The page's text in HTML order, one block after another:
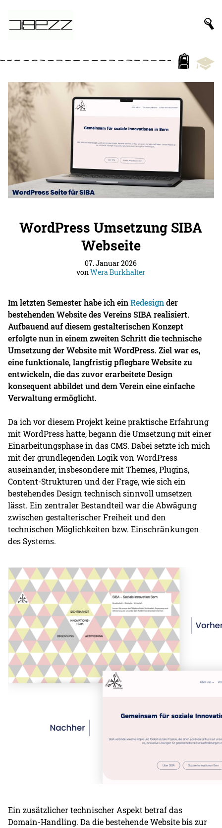
WordPress Umsetzung SIBA
Webseite
07. Januar 2026
vonWera Burkhalter
Im letzten Semester habe ich einRedesignder
bestehenden Website des Vereins SIBA realisiert.
Aufbauend auf diesem gestalterischen Konzept
erfolgte nun in einem zweiten Schritt die technische
Umsetzung der Website mit WordPress. Ziel war es,
eine funktionale, langfristig pflegbare Website zu
entwickeln, die das zuvor erarbeitete Design
konsequent abbildet und dem Verein eine einfache
Verwaltung ermöglicht.
Da ich vor diesem Projekt keine praktische Erfahrung
mit WordPress hatte, begann die Umsetzung mit einer
Einarbeitungsphase in das CMS. Dabei setzte ich mich
mit der grundlegenden Logik von WordPress
auseinander, insbesondere mit Themes, Plugins,
Content-Strukturen und der Frage, wie sich ein
bestehendes Design technisch sinnvoll umsetzen
lässt. Ein zentraler Bestandteil war die Abwägung
zwischen gestalterischer Freiheit und den
technischen Möglichkeiten bzw. Einschränkungen
des Systems.
Ein zusätzlicher technischer Aspekt betraf das
Domain-Handling. Da die bestehende Website bis zur